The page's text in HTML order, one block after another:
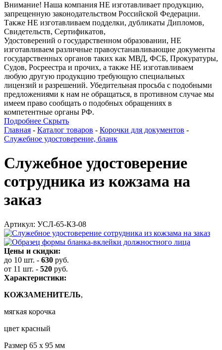
Внимание! Наша компания НЕ изготавливает продукцию,
запрещенную законодательством Российской Федерации.
Также НЕ изготавливаем подделки, дубликаты Дипломов,
Свидетельств, Сертификатов,
Удостоверений о государственном образовании, НЕ
изготавливаем различные правоустанавливающие документы
государственных органов таких как МВД, ФСБ, Прокуратуры,
Судов, Росреестра и прочих, а также НЕ изготавливаем
любую другую продукцию требующую специальных
лицензий и разрешений. Убедительная просьба с подобными
предложениями к нам не обращаться, в противном случае мы
имеем право сообщать о подобных обращениях в
компетентные органы РФ.
Подробнее Скрыть
Главная - Каталог товаров - Корочки для документов -
Служебное удостоверение, бланк
Служебное удостоверение
сотрудника из кожзама на
заказ
Артикул: УСЛ-65-КЗ-08
Цены и скидки:
до 10 шт. - 630 руб.
от 11 шт. - 520 руб.
Характеристики:
КОЖЗАМЕНИТЕЛЬ,
мягкая корочка
цвет красный
Размер 65 х 95 мм